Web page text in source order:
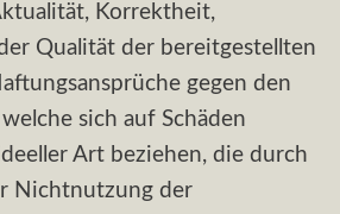
Korrektheit,
Qualität der bereitgestellten
gegen den
sich auf Schäden
Art beziehen, die durch
Nichtnutzung der